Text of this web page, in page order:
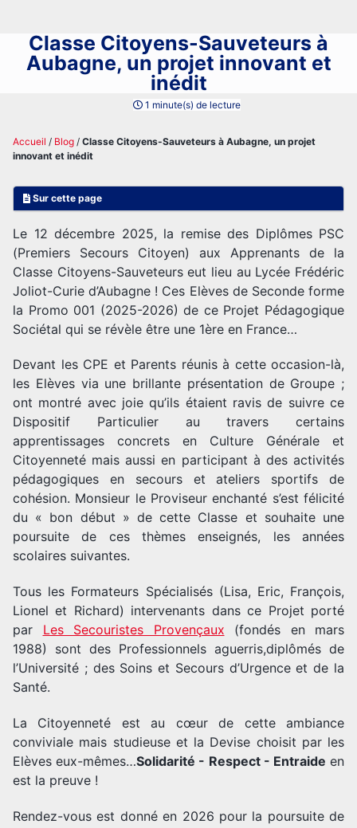
Classe Citoyens-Sauveteurs à
Aubagne, un projet innovant et
inédit
1 minute(s) de lecture
Accueil / Blog / Classe Citoyens-Sauveteurs à Aubagne, un projet
innovant et inédit
Sur cette page
Le 12 décembre 2025, la remise des Diplômes PSC
(Premiers Secours Citoyen) aux Apprenants de la
Classe Citoyens-Sauveteurs eut lieu au Lycée Frédéric
Joliot-Curie d’Aubagne ! Ces Elèves de Seconde forme
la Promo 001 (2025-2026) de ce Projet Pédagogique
Sociétal qui se révèle être une 1ère en France…
Devant les CPE et Parents réunis à cette occasion-là,
les Elèves via une brillante présentation de Groupe ;
ont montré avec joie qu’ils étaient ravis de suivre ce
Dispositif Particulier au travers certains
apprentissages concrets en Culture Générale et
Citoyenneté mais aussi en participant à des activités
pédagogiques en secours et ateliers sportifs de
cohésion. Monsieur le Proviseur enchanté s’est félicité
du « bon début » de cette Classe et souhaite une
poursuite de ces thèmes enseignés, les années
scolaires suivantes.
Tous les Formateurs Spécialisés (Lisa, Eric, François,
Lionel et Richard) intervenants dans ce Projet porté
par Les Secouristes Provençaux (fondés en mars
1988) sont des Professionnels aguerris,diplômés de
l’Université ; des Soins et Secours d’Urgence et de la
Santé.
La Citoyenneté est au cœur de cette ambiance
conviviale mais studieuse et la Devise choisit par les
Elèves eux-mêmes…Solidarité - Respect - Entraide en
est la preuve !
Rendez-vous est donné en 2026 pour la poursuite de